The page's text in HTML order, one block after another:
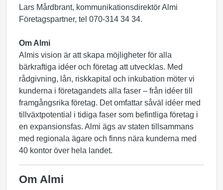
Lars Mårdbrant, kommunikationsdirektör Almi
Företagspartner, tel 070-314 34 34.
Om Almi
Almis vision är att skapa möjligheter för alla
bärkraftiga idéer och företag att utvecklas. Med
rådgivning, lån, riskkapital och inkubation möter vi
kunderna i företagandets alla faser – från idéer till
framgångsrika företag. Det omfattar såväl idéer med
tillväxtpotential i tidiga faser som befintliga företag i
en expansionsfas. Almi ägs av staten tillsammans
med regionala ägare och finns nära kunderna med
40 kontor över hela landet.
Om Almi